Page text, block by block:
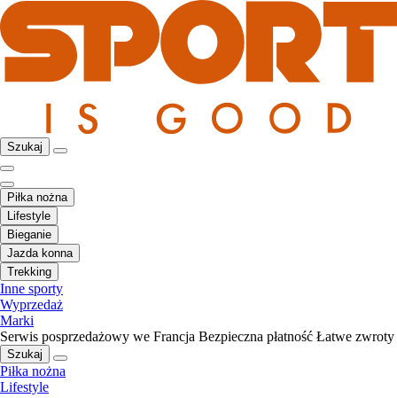
Szukaj
Piłka nożna
Lifestyle
Bieganie
Jazda konna
Trekking
Inne sporty
Wyprzedaż
Marki
Serwis posprzedażowy we Francja Bezpieczna płatność Łatwe zwroty
Szukaj
Piłka nożna
Lifestyle